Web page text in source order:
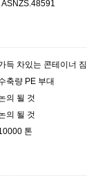
ASNZS.48591
득 차있는 콘테이너 짐
축량 PE 부대
의 될 것
의 될 것
톤